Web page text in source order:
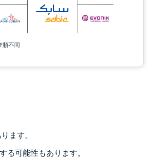
順不同
ます。
る可能性もあります。